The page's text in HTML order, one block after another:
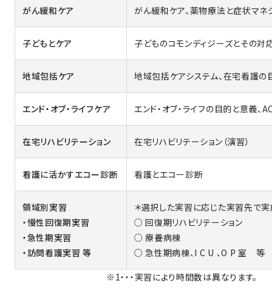
がん緩和ケア がん緩和ケア、薬物療法と症状マネ
子どもとケア 子どものコモンディジーズとその対
地域包括ケア 地域包括ケアシステム、在宅看護
エンド・オブ・ライフケア エンド・オブ・ライフの目的と意義
在宅リハビリテーション 在宅リハビリテーション（演習）
看護に活かすエコー診断 看護とエコー診断
領域別実習
・慢性回復期実習
・急性期実習
・訪問看護実習 等
＊選択した実習に応じた実習先で
○ 回復期リハビリテーション
○ 療養病棟
○ 急性期病棟、I C U 、O P 室 等
※1・・・実習により時間数は異なります。